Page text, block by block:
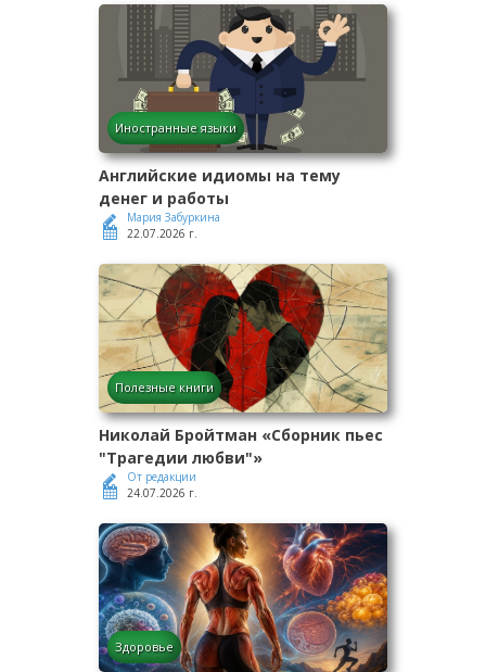
Иностранные языки
Английские идиомы на тему
денег и работы
Мария Забуркина
22.07.2026 г.
Полезные книги
Николай Бройтман «Сборник пьес
"Трагедии любви"»
От редакции
24.07.2026 г.
Здоровье